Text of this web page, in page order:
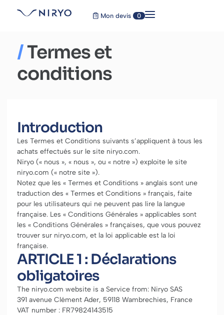
Mon devis 0
/Termes et
conditions
Introduction
Les Termes et Conditions suivants s’appliquent à tous les
achats effectués sur le site niryo.com.
Niryo (« nous », « nous », ou « notre ») exploite le site
niryo.com (« notre site »).
Notez que les « Termes et Conditions » anglais sont une
traduction des « Termes et Conditions » français, faite
pour les utilisateurs qui ne peuvent pas lire la langue
française. Les « Conditions Générales » applicables sont
les « Conditions Générales » françaises, que vous pouvez
trouver sur niryo.com, et la loi applicable est la loi
française.
ARTICLE 1 : Déclarations
obligatoires
The niryo.com website is a Service from: Niryo SAS
391 avenue Clément Ader, 59118 Wambrechies, France
VAT number : FR79824143515